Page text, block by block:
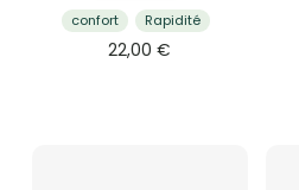
confort
Rapidité
22,00€